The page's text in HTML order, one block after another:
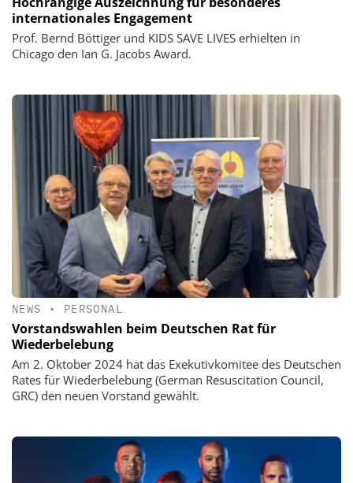
internationales Engagement
Prof. Bernd Böttiger und KIDS SAVE LIVES erhielten in
Chicago den Ian G. Jacobs Award.
NEWS • PERSONAL
Vorstandswahlen beim Deutschen Rat für
Wiederbelebung
Am 2. Oktober 2024 hat das Exekutivkomitee des Deutschen
Rates für Wiederbelebung (German Resuscitation Council,
GRC) den neuen Vorstand gewählt.